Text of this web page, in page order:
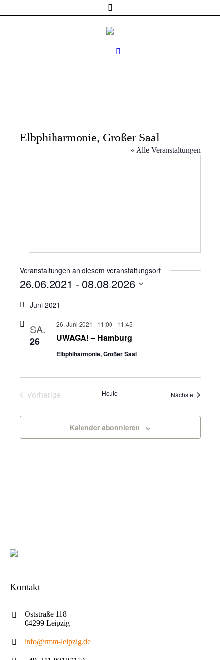
Elbphiharmonie, Großer Saal
« Alle Veranstaltungen
Veranstaltungen an diesem veranstaltungsort
26.06.2021 - 08.08.2026
wählen.
Juni 2021
SA.
26 UWAGA! – Hamburg
26. Juni 2021 | 11:00 - 11:45
Elbphiharmonie, Großer Saal
VorherigeVeranstaltungen
Heute Nächste
Kalender abonnieren
Kontakt
Oststraße 118
04299 Leipzig
info@rmm-leipzig.de